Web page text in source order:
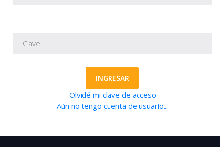
INGRESAR
Olvidé mi clave de acceso
Aún no tengo cuenta de usuario...